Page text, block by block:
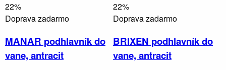
22%
Doprava zadarmo
MANAR podhlavník do
vane, antracit
22%
Doprava zadarmo
BRIXEN podhlavník do
vane, antracit